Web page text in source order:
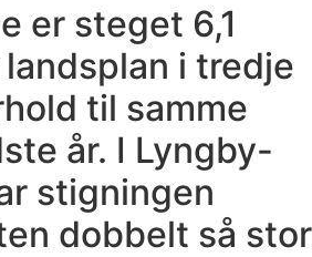
er steget 6,1
i tredje
til samme
år. I Lyngby-
stigningen
dobbelt så stor